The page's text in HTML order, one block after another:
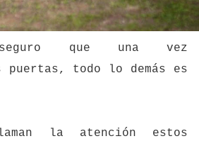
que una vez
puertas, todo lo demás es
la atención estos